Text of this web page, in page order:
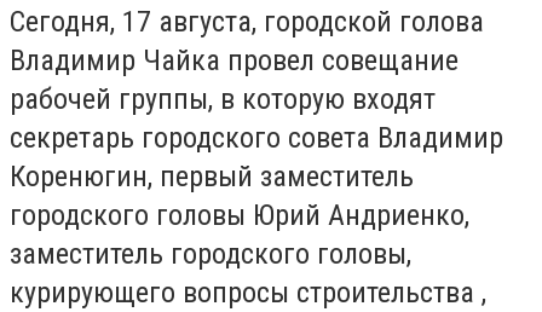
Сегодня, 17 августа, городской голова
Владимир Чайка провел совещание
рабочей группы, в которую входят
секретарь городского совета Владимир
Коренюгин, первый заместитель
городского головы Юрий Андриенко,
заместитель городского головы,
курирующего вопросы строительства ,